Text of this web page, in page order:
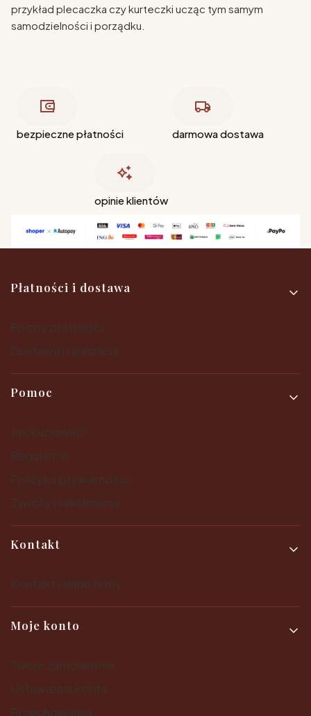
przykład plecaczka czy kurteczki ucząc tym samym
samodzielności i porządku.
bezpieczne płatności darmowa dostawa
opinie klientów
Linki w stopce
Płatności i dostawa
Pomoc
Kontakt
Moje konto